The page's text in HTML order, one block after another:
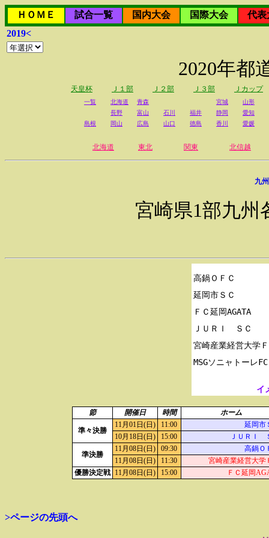
ＨＯＭＥ 試合一覧 国内大会 国際大会
代表
2019<
2020年都
天皇杯 Ｊ１部 Ｊ２部 Ｊ３部 Ｊカップ
一覧 北海道 青森 宮城
山形
長野
富山 石川 福井 静岡
愛知
島根
岡山 広島 山口 徳島 香川 愛媛
北海道 東北 関東 北信越
九
宮崎県1部九州
高鍋ＯＦＣ
延岡市ＳＣ
ＦＣ延岡AGATA
ＪＵＲＩ　ＳＣ
宮崎産業経営大学
イ
節 開催日 時間 ホーム
準々決勝
11月01日(日) 11:00
延岡市
10月18日(日)
15:00 ＪＵＲＩ
準決勝
11月08日(日) 09:30
高鍋Ｏ
11月08日(日)
11:30
宮崎産業経営大学
優勝決定戦
11月08日(日) 15:00 ＦＣ延岡
>ページの先頭へ